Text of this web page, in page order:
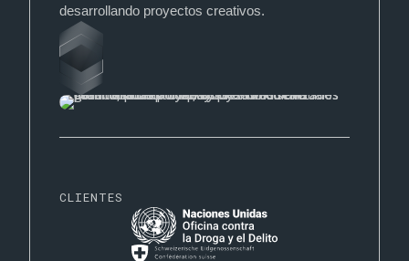
desarrollando proyectos creativos.
CLIENTES